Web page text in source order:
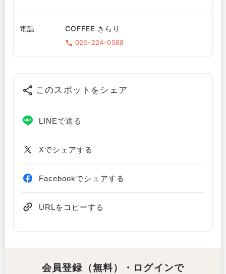
電話 COFFEE きらり
025-224-0588
このスポットをシェア
LINEで送る
Xでシェアする
Facebookでシェアする
URLをコピーする
会員登録（無料）・ログインで